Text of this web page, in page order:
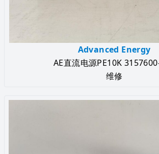
Advanced Energy
AE直流电源PE10K
维修